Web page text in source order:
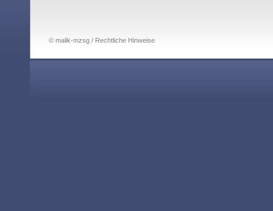
© malik-mzsg / Rechtliche Hinweise